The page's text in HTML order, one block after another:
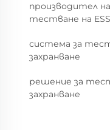
производител
тестване на ESS
система за
захранване
решение за
захранване